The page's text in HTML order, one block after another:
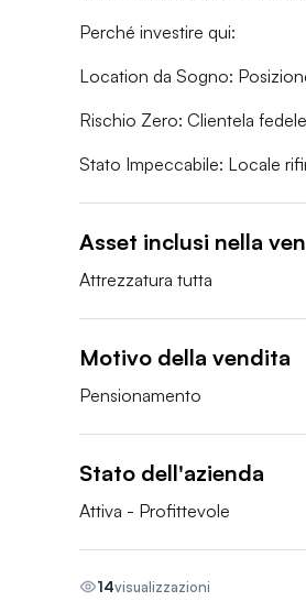
Perché investire qui:
Location da Sogno:
Rischio Zero: Clientela
Stato Impeccabile: Locale
Asset inclusi nella
Attrezzatura tutta
Motivo della vendita
Pensionamento
Stato dell'azienda
Attiva - Profittevole
14visualizzazioni